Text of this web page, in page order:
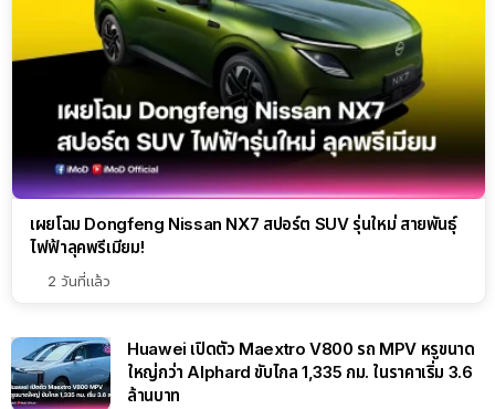
เผยโฉม Dongfeng Nissan NX7 สปอร์ต SUV รุ่นใหม่ สายพันธุ์
ไฟฟ้าลุคพรีเมียม!
2 วันที่แล้ว
Huawei เปิดตัว Maextro V800 รถ MPV หรูขนาด
ใหญ่กว่า Alphard ขับไกล 1,335 กม. ในราคาเริ่ม 3.6
ล้านบาท